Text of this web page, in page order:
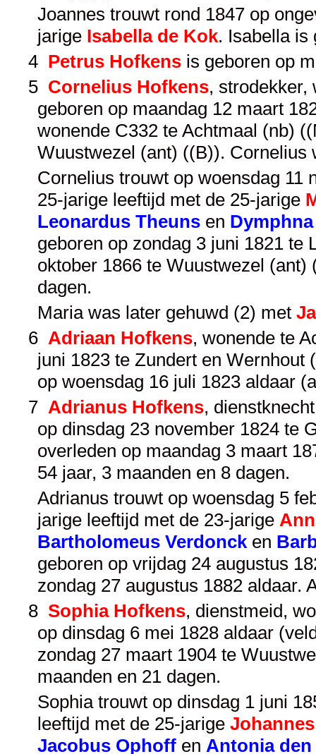
Joannes trouwt rond 1847 op
jarige Isabella de Kok. Isabella is
4 Petrus Hofkens is geboren op
5 Cornelius Hofkens, strodekker,
geboren op maandag 12 maart
wonende C332 te Achtmaal (nb)
Wuustwezel (ant) ((B)). Cornelius
Cornelius trouwt op woensdag 11
25-jarige leeftijd met de 25-jarige
Leonardus Theunsen
geboren op zondag 3 juni 1821 te
oktober 1866 te Wuustwezel
dagen.
Maria was later gehuwd (2) met
6 Adriaan Hofkens, wonende te
juni 1823 te Zundert en
op woensdag 16 juli 1823 aldaar
7 Adrianus Hofkens,
op dinsdag 23 november 1824 te
overleden op maandag 3 maart
54 jaar, 3 maanden en 8 dagen.
Adrianus trouwt op woensdag 5
jarige leeftijd met de 23-jarige
Bartholomeus Verdoncken
geboren op vrijdag 24 augustus
zondag 27 augustus 1882 aldaar.
8 Sophia Hofkens, dienstmeid,
op dinsdag 6 mei 1828 aldaar
zondag 27 maart 1904 te
maanden en 21 dagen.
Sophia trouwt op dinsdag 1 juni
leeftijd met de 25-jarige
Jacobus Ophoffen Antonia den